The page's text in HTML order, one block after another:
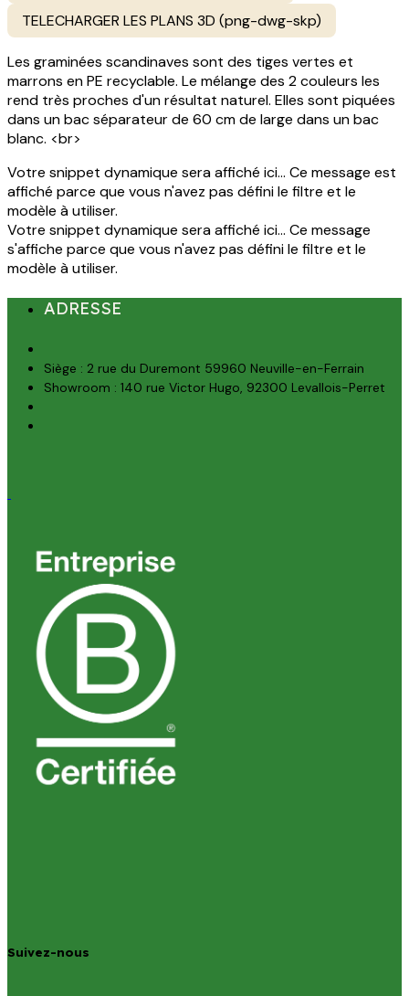
TELECHARGER LES PLANS 3D (png-dwg-skp)
Les graminées scandinaves sont des tiges vertes et
marrons en PE recyclable. Le mélange des 2 couleurs les
rend très proches d'un résultat naturel. Elles sont piquées
dans un bac séparateur de 60 cm de large dans un bac
blanc. <br>
Votre snippet dynamique sera affiché ici... Ce message est
affiché parce que vous n'avez pas défini le filtre et le
modèle à utiliser.
Votre snippet dynamique sera affiché ici... Ce message
s'affiche parce que vous n'avez pas défini le filtre et le
modèle à utiliser.
ADRESSE
Siège : 2 rue du Duremont 59960 Neuville-en-Ferrain
Showroom : 140 rue Victor Hugo, 92300 Levallois-Perret
Suivez-nous